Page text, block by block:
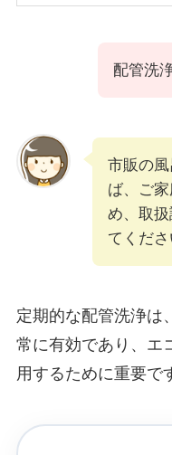
配管洗
市販の
ば、ご
め、取
てくださ
定期的な配管洗浄は
常に有効であり、エ
用するために重要で